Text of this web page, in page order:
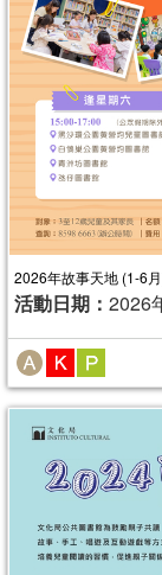
2026年故事天地 (1-6
活動日期： 2026